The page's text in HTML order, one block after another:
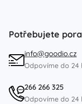
Potřebujete
info@goodio.cz
Odpovíme do 24
266 266 325
Odpovíme do 24